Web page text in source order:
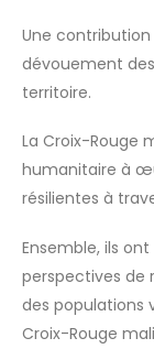
Une
dévouement
territoire.
La Croix-Rouge
humanitaire à
résilientes à
Ensemble, ils
perspectives de
des populations
Croix-Rouge